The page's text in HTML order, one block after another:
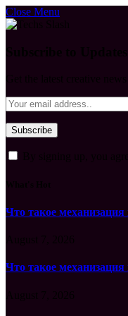
Close Menu
Что такое механизация
Что такое механизация